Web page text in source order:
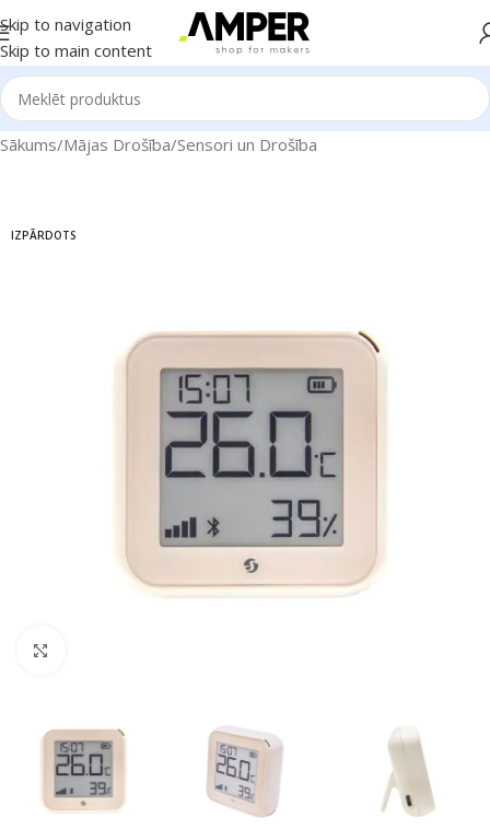
Skip to navigation
Skip to main content
Sākums/Mājas Drošība/Sensori un Drošība
IZPĀRDOTS